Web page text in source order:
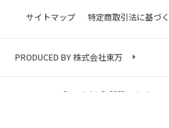
サイトマップ 特定商取引法に基づ
PRODUCED BY 株式会社東万
Copyright © 2023